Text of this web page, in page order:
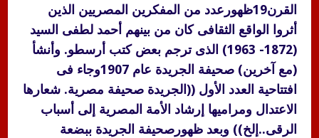
القرن19ظهورعدد من المفكرين المصريين الذين
أثروا الواقع الثقافى كان من بينهم أحمد لطفى السيد
(1872- 1963) الذى ترجم بعض كتب أرسطو. وأنشأ
(مع آخرين) صحيفة الجريدة عام 1907وجاء فى
افتتاحية العدد الأول ((الجريدة صحيفة مصرية. شعارها
الاعتدال ومراميها إرشاد الأمة المصرية إلى أسباب
الرقى..إلخ)) وبعد ظهورصحيفة الجريدة ببضعة